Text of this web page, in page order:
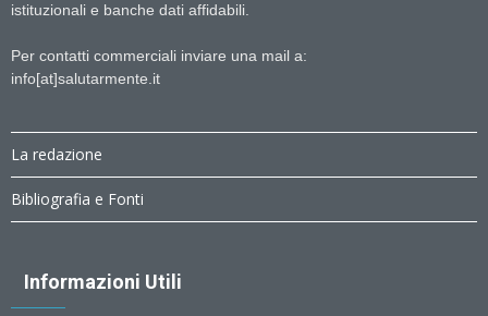
istituzionali e banche dati affidabili.
Per contatti commerciali inviare una mail a:
info[at]salutarmente.it
La redazione
Bibliografia e Fonti
Informazioni Utili